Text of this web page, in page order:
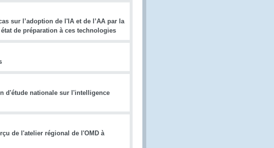
sur l’adoption de l'IA et de l’AA par la
de préparation à ces technologies
d'étude nationale sur l'intelligence
de l'atelier régional de l'OMD à